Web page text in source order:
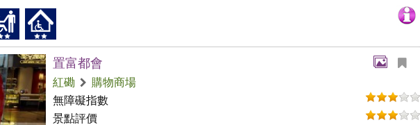
置富都會
紅磡
購物商場
無障礙指數
景點評價